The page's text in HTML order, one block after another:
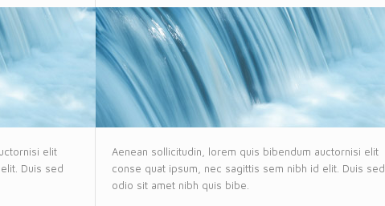
elit
Duis sed
Aenean sollicitudin, lorem quis bibendum auctornisi elit
conse quat ipsum, nec sagittis sem nibh id elit. Duis sed
odio sit amet nibh quis bibe.